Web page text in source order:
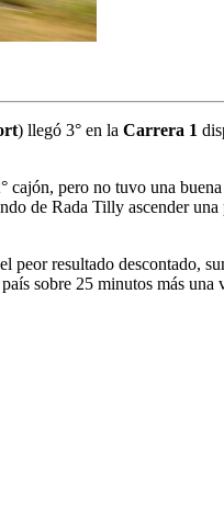
) llegó 3° en la Carrera 1
pero no tuvo una
de Rada Tilly ascender
peor resultado descontado,
sobre 25 minutos más una